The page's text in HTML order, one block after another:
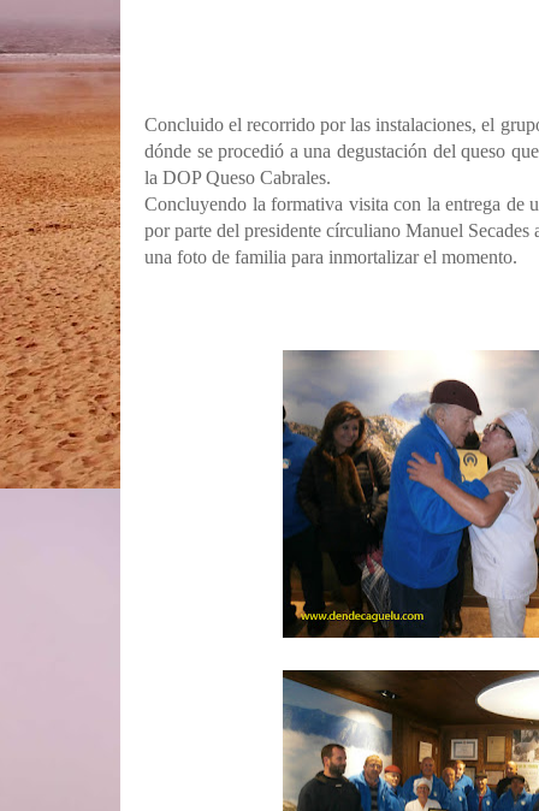
Concluido el recorrido por las instalaciones, el
dónde se procedió a una degustación del queso
la DOP Queso Cabrales.
Concluyendo la formativa visita con la entrega de
por parte del presidente círculiano Manuel
una foto de familia para inmortalizar el momento.